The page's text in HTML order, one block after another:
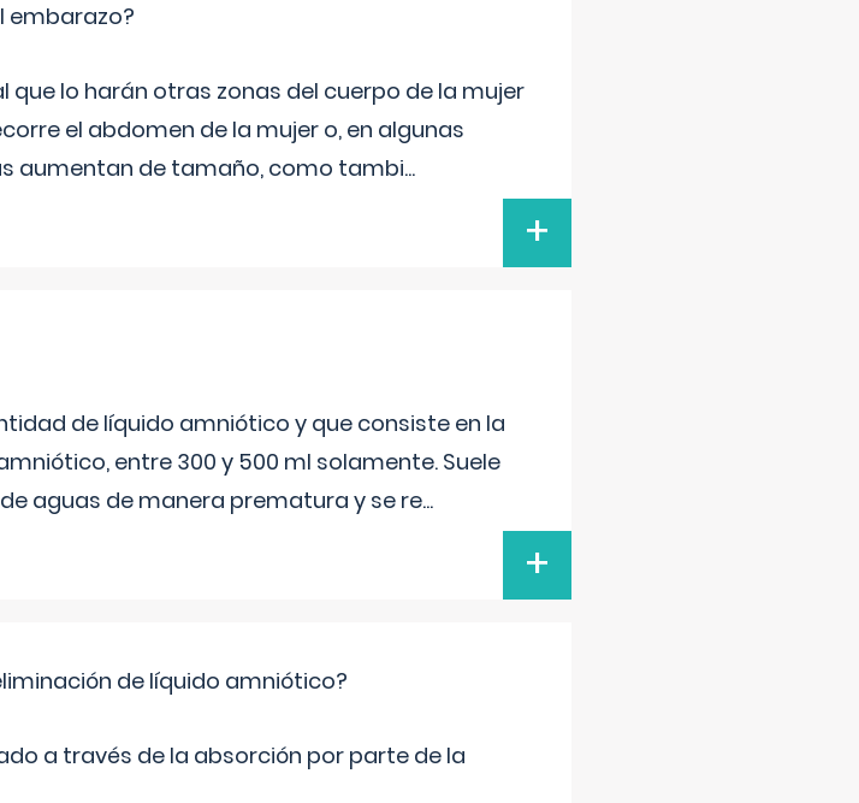
embarazo?
que lo harán otras zonas del cuerpo de la mujer
el abdomen de la mujer o, en algunas
aumentan de tamaño, como tambi...
+
de líquido amniótico y que consiste en la
entre 300 y 500 ml solamente. Suele
aguas de manera prematura y se re...
+
de líquido amniótico?
a través de la absorción por parte de la